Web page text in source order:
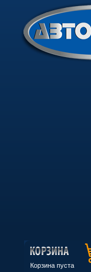
Корзина пуста